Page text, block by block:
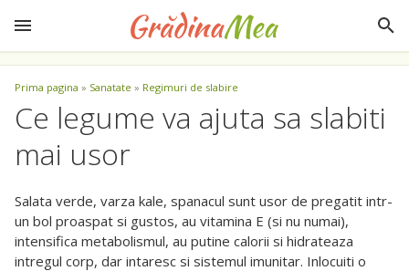
Prima pagina » Sanatate » Regimuri de slabire
Ce legume va ajuta sa slabiti
mai usor
Salata verde, varza kale, spanacul sunt usor de pregatit intr-
un bol proaspat si gustos, au vitamina E (si nu numai),
intensifica metabolismul, au putine calorii si hidrateaza
intregul corp, dar intaresc si sistemul imunitar. Inlocuiti o